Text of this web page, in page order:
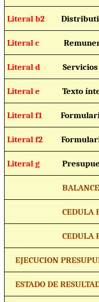
Literal b2
Literal c
Literal d
Literal e Texto
Literal f1
Literal f2
Literal g
BALANCE DE
CEDULA
CEDULA
EJECUCION
ESTADO DE